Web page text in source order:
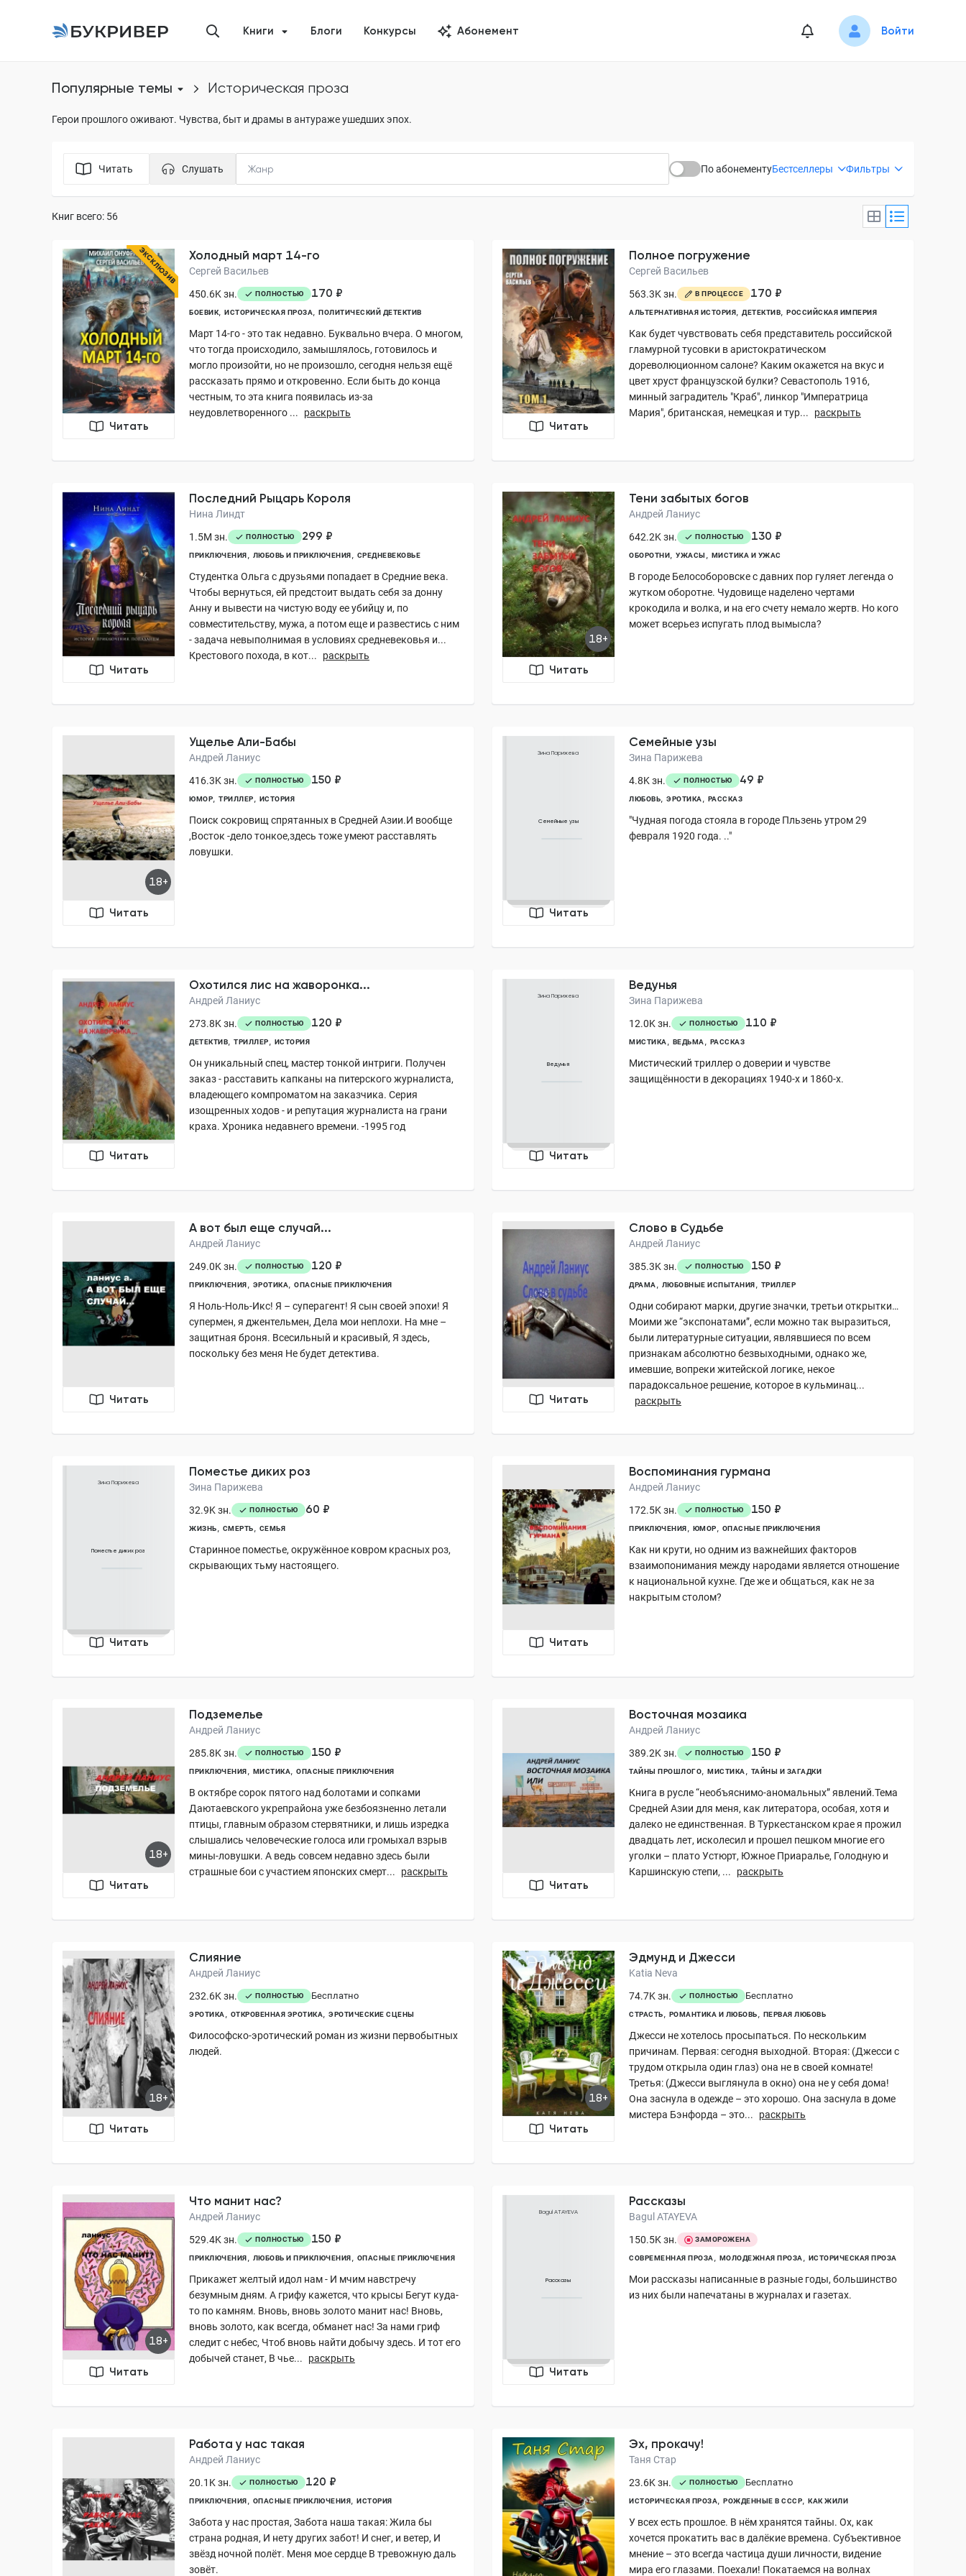
Книги Блоги Конкурсы Абонемент Войти
Популярные темы историческая проза
Герои прошлого оживают. Чувства, быт и драмы в антураже ушедших эпох.
Читать Слушать По абонементуБестселлеры Фильтры
Книг всего: 56
ЭКСКЛЮЗИВ
Читать
Холодный март 14-го
Сергей Васильев
450.6K зн.
ПОЛНОСТЬЮ 170 ₽
БОЕВИК ИСТОРИЧЕСКАЯ ПРОЗА ПОЛИТИЧЕСКИЙ ДЕТЕКТИВ
Март 14-го - это так недавно. Буквально вчера. О многом,
что тогда происходило, замышлялось, готовилось и
могло произойти, но не произошло, сегодня нельзя ещё
рассказать прямо и откровенно. Если быть до конца
честным, то эта книга появилась из-за
неудовлетворенного ...
раскрыть
Читать
Полное погружение
Сергей Васильев
563.3K зн.
В ПРОЦЕССЕ 170 ₽
АЛЬТЕРНАТИВНАЯ ИСТОРИЯ ДЕТЕКТИВ РОССИЙСКАЯ ИМПЕРИЯ
Как будет чувствовать себя представитель российской
гламурной тусовки в аристократическом
дореволюционном салоне? Каким окажется на вкус и
цвет хруст французской булки? Севастополь 1916,
минный заградитель "Краб", линкор "Императрица
Мария", британская, немецкая и тур...
раскрыть
Читать
Последний Рыцарь Короля
Нина Линдт
1.5M зн.
ПОЛНОСТЬЮ 299 ₽
ПРИКЛЮЧЕНИЯ ЛЮБОВЬ И ПРИКЛЮЧЕНИЯ СРЕДНЕВЕКОВЬЕ
Студентка Ольга с друзьями попадает в Средние века.
Чтобы вернуться, ей предстоит выдать себя за донну
Анну и вывести на чистую воду ее убийцу и, по
совместительству, мужа, а потом еще и развестись с ним
- задача невыполнимая в условиях средневековья и...
Крестового похода, в кот...
раскрыть
18+
Читать
Тени забытых богов
Андрей Ланиус
642.2K зн.
ПОЛНОСТЬЮ 130 ₽
ОБОРОТНИ УЖАСЫ МИСТИКА И УЖАС
В городе Белособоровске с давних пор гуляет легенда о
жутком оборотне. Чудовище наделено чертами
крокодила и волка, и на его счету немало жертв. Но кого
может всерьез испугать плод вымысла?
18+
Читать
Ущелье Али-Бабы
Андрей Ланиус
416.3K зн.
ПОЛНОСТЬЮ 150 ₽
ЮМОР ТРИЛЛЕР ИСТОРИЯ
Поиск сокровищ спрятанных в Средней Азии.И вообще
,Восток -дело тонкое,здесь тоже умеют расставлять
ловушки.
Зина Парижева
Семейные узы
Читать
Семейные узы
Зина Парижева
4.8K зн.
ПОЛНОСТЬЮ 49 ₽
ЛЮБОВЬ ЭРОТИКА РАССКАЗ
"Чудная погода стояла в городе Пльзень утром 29
февраля 1920 года. .."
Читать
Охотился лис на жаворонка...
Андрей Ланиус
273.8K зн.
ПОЛНОСТЬЮ 120 ₽
ДЕТЕКТИВ ТРИЛЛЕР ИСТОРИЯ
Он уникальный спец, мастер тонкой интриги. Получен
заказ - расставить капканы на питерского журналиста,
владеющего компроматом на заказчика. Серия
изощренных ходов - и репутация журналиста на грани
краха. Хроника недавнего времени. -1995 год
Зина Парижева
Ведунья
Читать
Ведунья
Зина Парижева
12.0K зн.
ПОЛНОСТЬЮ 110 ₽
МИСТИКА ВЕДЬМА РАССКАЗ
Мистический триллер о доверии и чувстве
защищённости в декорациях 1940-х и 1860-х.
Читать
А вот был еще случай...
Андрей Ланиус
249.0K зн.
ПОЛНОСТЬЮ 120 ₽
ПРИКЛЮЧЕНИЯ ЭРОТИКА ОПАСНЫЕ ПРИКЛЮЧЕНИЯ
Я Ноль-Ноль-Икс! Я – суперагент! Я сын своей эпохи! Я
супермен, я джентельмен, Дела мои неплохи. На мне –
защитная броня. Всесильный и красивый, Я здесь,
поскольку без меня Не будет детектива.
Читать
Слово в Судьбе
Андрей Ланиус
385.3K зн.
ПОЛНОСТЬЮ 150 ₽
ДРАМА ЛЮБОВНЫЕ ИСПЫТАНИЯ ТРИЛЛЕР
Одни собирают марки, другие значки, третьи открытки…
Моими же “экспонатами”, если можно так выразиться,
были литературные ситуации, являвшиеся по всем
признакам абсолютно безвыходными, однако же,
имевшие, вопреки житейской логике, некое
парадоксальное решение, которое в кульминац...
раскрыть
Зина Парижева
Поместье диких роз
Читать
Поместье диких роз
Зина Парижева
32.9K зн.
ПОЛНОСТЬЮ 60 ₽
ЖИЗНЬ СМЕРТЬ СЕМЬЯ
Старинное поместье, окружённое ковром красных роз,
скрывающих тьму настоящего.
Читать
Воспоминания гурмана
Андрей Ланиус
172.5K зн.
ПОЛНОСТЬЮ 150 ₽
ПРИКЛЮЧЕНИЯ ЮМОР ОПАСНЫЕ ПРИКЛЮЧЕНИЯ
Как ни крути, но одним из важнейших факторов
взаимопонимания между народами является отношение
к национальной кухне. Где же и общаться, как не за
накрытым столом?
18+
Читать
Подземелье
Андрей Ланиус
285.8K зн.
ПОЛНОСТЬЮ 150 ₽
ПРИКЛЮЧЕНИЯ МИСТИКА ОПАСНЫЕ ПРИКЛЮЧЕНИЯ
В октябре сорок пятого над болотами и сопками
Даютаевского укрепрайона уже безбоязненно летали
птицы, главным образом стервятники, и лишь изредка
слышались человеческие голоса или громыхал взрыв
мины-ловушки. А ведь совсем недавно здесь были
страшные бои с участием японских смерт...
раскрыть
Читать
Восточная мозаика
Андрей Ланиус
389.2K зн.
ПОЛНОСТЬЮ 150 ₽
ТАЙНЫ ПРОШЛОГО МИСТИКА ТАЙНЫ И ЗАГАДКИ
Книга в русле “необъяснимо-аномальных” явлений.Тема
Средней Азии для меня, как литератора, особая, хотя и
далеко не единственная. В Туркестанском крае я прожил
двадцать лет, исколесил и прошел пешком многие его
уголки – плато Устюрт, Южное Приаралье, Голодную и
Каршинскую степи, ...
раскрыть
18+
Читать
Слияние
Андрей Ланиус
232.6K зн.
ПОЛНОСТЬЮ Бесплатно
ЭРОТИКА ОТКРОВЕННАЯ ЭРОТИКА ЭРОТИЧЕСКИЕ СЦЕНЫ
Философско-эротический роман из жизни первобытных
людей.
18+
Читать
Эдмунд и Джесси
Katia Neva
74.7K зн.
ПОЛНОСТЬЮ Бесплатно
СТРАСТЬ РОМАНТИКА И ЛЮБОВЬ ПЕРВАЯ ЛЮБОВЬ
Джесси не хотелось просыпаться. По нескольким
причинам. Первая: сегодня выходной. Вторая: (Джесси с
трудом открыла один глаз) она не в своей комнате!
Третья: (Джесси выглянула в окно) она не у себя дома!
Она заснула в одежде – это хорошо. Она заснула в доме
мистера Бэнфорда – это...
раскрыть
18+
Читать
Что манит нас?
Андрей Ланиус
529.4K зн.
ПОЛНОСТЬЮ 150 ₽
ПРИКЛЮЧЕНИЯ ЛЮБОВЬ И ПРИКЛЮЧЕНИЯ ОПАСНЫЕ ПРИКЛЮЧЕНИЯ
Прикажет желтый идол нам - И мчим навстречу
безумным дням. А грифу кажется, что крысы Бегут куда-
то по камням. Вновь, вновь золото манит нас! Вновь,
вновь золото, как всегда, обманет нас! За нами гриф
следит с небес, Чтоб вновь найти добычу здесь. И тот его
добычей станет, В чье...
раскрыть
Bagul ATAYEVA
Рассказы
Читать
Рассказы
Bagul ATAYEVA
150.5K зн.
ЗАМОРОЖЕНА
СОВРЕМЕННАЯ ПРОЗА МОЛОДЕЖНАЯ ПРОЗА ИСТОРИЧЕСКАЯ ПРОЗА
Мои рассказы написанные в разные годы, большинство
из них были напечатаны в журналах и газетах.
Работа у нас такая
Андрей Ланиус
20.1K зн.
ПОЛНОСТЬЮ 120 ₽
ПРИКЛЮЧЕНИЯ ОПАСНЫЕ ПРИКЛЮЧЕНИЯ ИСТОРИЯ
Забота у нас простая, Забота наша такая: Жила бы
страна родная, И нету других забот! И снег, и ветер, И
звёзд ночной полёт. Меня мое сердце В тревожную даль
зовёт.
Эх, прокачу!
Таня Стар
23.6K зн.
ПОЛНОСТЬЮ Бесплатно
ИСТОРИЧЕСКАЯ ПРОЗА РОЖДЕННЫЕ В СССР КАК ЖИЛИ
У всех есть прошлое. В нём хранятся тайны. Ох, как
хочется прокатить вас в далёкие времена. Субъективное
мнение – это всегда частица души личности, видение
мира его глазами. Поехали! Покатаемся на волнах